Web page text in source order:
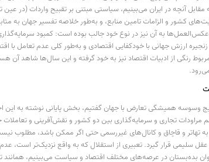
مقابل آنچه در ایران می‌بینیم، سیاستی مبتنی بر تقبیح واردات
کشور و الزامات تامین منابع، و به‌طور خلاصه تفسیر جهان به
به آن نیز در نوع خود جالب بوده است: کمبود سرمایه‌گذاری
ارزش جهانی با خودکفایی اقتصادی و به‌طور کلی عدم تعامل با
رنگی از ادبیات اقتصاد نیز به خود گرفته و این سال‌ها شاهد آن
وسوسه همیشگی تعارض با جهان گفتیم، بخش پایانی نوشته به
تجاری و سرمایه‌گذاری بین دو کشور و نقش‌آفرینی و تعاملات
تهاتر و قاچاق و کانال‌های غیررسمی حتی اگر ممکن باشد، مطلوب
عقل سلیمی قرار گیرد. تعبیری از استقلال که به واقع نزدیک‌تر
بده‌بستان در عرصه‌های مختلف اقتصاد و سیاست می‌بینیم، همانند